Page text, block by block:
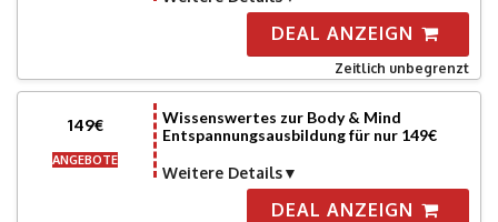
DEAL ANZEIGN
Zeitlich unbegrenzt
149€
ANGEBOTE
Wissenswertes zur Body & Mind
Entspannungsausbildung für nur 149€
Weitere Details
DEAL ANZEIGN